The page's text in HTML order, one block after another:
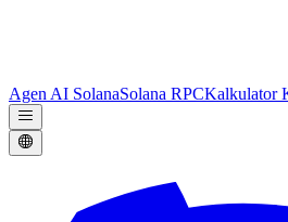
Agen AI SolanaSolana RPCKalkulator